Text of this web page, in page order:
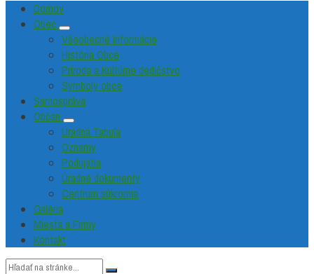
Domov
Obec
Všeobecné Informácie
História Obce
Príroda a Kultúrne dedičstvo
Symboly obce
Samospráva
Občan
Úradná Tabuľa
Oznamy
Podujatia
Úradné dokumenty
Centrum súkromia
Galéria
Miesta a Firmy
Kontakt
Vyhľadávanie: